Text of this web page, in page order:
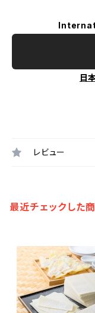
日
レビュー
最近チェックした